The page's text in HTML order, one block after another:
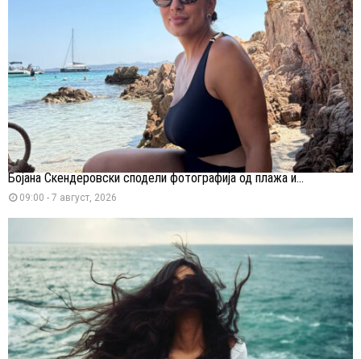
Бојана Скендеровски сподели фотографија од плажа и...
09:00 - 7 август, 2026